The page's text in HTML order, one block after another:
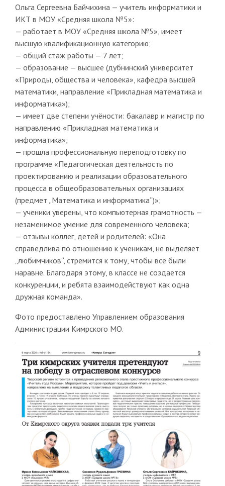
Ольга Сергеевна Байчихина — учитель информатики и
ИКТ в МОУ «Средняя школа №5»:
— работает в МОУ «Средняя школа №5», имеет
высшую квалификационную категорию;
— общий стаж работы — 7 лет;
— образование — высшее (дубнинский университет
«Природы, общества и человека», кафедра высшей
математики, направление «Прикладная математика и
информатика»);
— имеет две степени учёности: бакалавр и магистр по
направлению «Прикладная математика и
информатика»;
— прошла профессиональную переподготовку по
программе «Педагогическая деятельность по
проектированию и реализации образовательного
процесса в общеобразовательных организациях
(предмет „Математика и информатика“)»;
— ученики уверены, что компьютерная грамотность —
незаменимое умение для современного человека;
— отзывы коллег, детей и родителей: «Она
справедлива по отношению к ученикам, не выделяет
„любимчиков“, стремится к тому, чтобы все были
наравне. Благодаря этому, в классе не создается
конкуренции, и ребята взаимодействуют как одна
дружная команда».
Фото предоставлено Управлением образования
Администрации Кимрского МО.